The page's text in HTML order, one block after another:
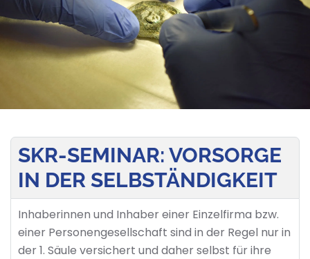
SKR-SEMINAR: VORSORGE
IN DER SELBSTÄNDIGKEIT
Inhaberinnen und Inhaber einer Einzelfirma bzw.
einer Personengesellschaft sind in der Regel nur in
der 1. Säule versichert und daher selbst für ihre